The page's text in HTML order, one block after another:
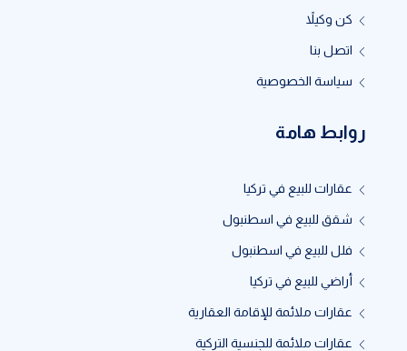
كن وكيلاً
اتصل بنا
سياسة الخصوصية
روابط هامة
عقارات للبيع في تركيا
شقق للبيع في اسطنبول
فلل للبيع في اسطنبول
أراضي للبيع في تركيا
عقارات ملائمة للإقامة العقارية
عقارات ملائمة للجنسية التركية